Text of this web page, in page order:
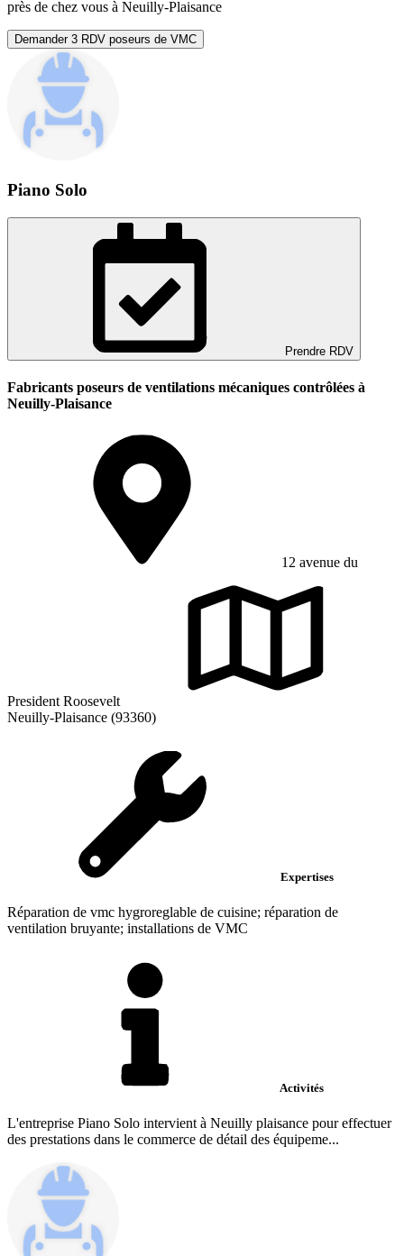
près de chez vous à Neuilly-Plaisance
Demander 3 RDV poseurs de VMC
Piano Solo
Prendre RDV
Fabricants poseurs de ventilations mécaniques contrôlées à
Neuilly-Plaisance
12 avenue du
President Roosevelt
Neuilly-Plaisance (93360)
Expertises
Réparation de vmc hygroreglable de cuisine; réparation de
ventilation bruyante; installations de VMC
Activités
L'entreprise Piano Solo intervient à Neuilly plaisance pour effectuer
des prestations dans le commerce de détail des équipeme...